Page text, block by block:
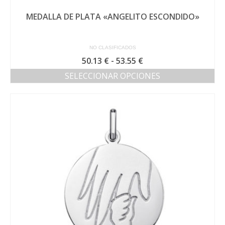
MEDALLA DE PLATA «ANGELITO ESCONDIDO»
NO CLASIFICADOS
50.13 € - 53.55 €Rango
de
precios:
SELECCIONAR OPCIONES
tiene
múltiples
Las
opciones
elegir
en
la
página
de